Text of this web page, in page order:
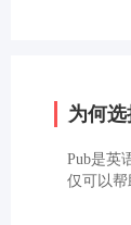
为何选
Pub是英
仅可以帮